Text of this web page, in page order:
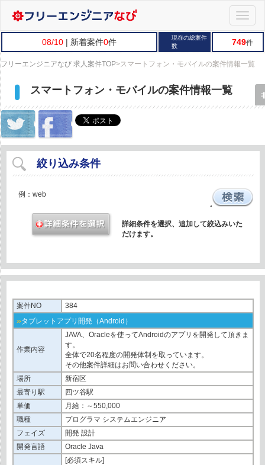
Toggle
08/10 | 新着案件0件
現在の総案件
数
749件
フリーエンジニアなび 求人案件TOP>スマートフォン・モバイルの案件情報一覧
スマートフォン・モバイルの案件情報一覧
絞り込み条件
詳細条件を選択、追加して絞込みいた
だけます。
案件NO 384
»タブレットアプリ開発（Android）
作業内容
JAVA、Oracleを使ってAndroidのアプリを開発して頂きま
す。
全体で20名程度の開発体制を取っています。
その他案件詳細はお問い合わせください。
場所
新宿区
最寄り駅
四ツ谷駅
単価
月給：～550,000
職種
プログラマ システムエンジニア
フェイズ
開発 設計
開発言語
Oracle Java
[必須スキル]